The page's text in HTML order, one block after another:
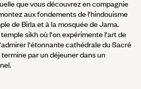
que vous découvrez en compagnie
aux fondements de l'hindouisme
de Birla et à la mosquée de Jama.
sikh où l'on expérimente l'art de
l'étonnante cathédrale du Sacré
par un déjeuner dans un